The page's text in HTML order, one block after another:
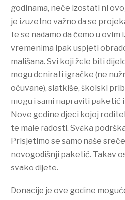
godinama, neće izostati ni
je izuzetno važno da se
te se nadamo da ćemo u ovim
vremenima ipak uspjeti
mališana. Svi koji žele biti
mogu donirati igračke (ne
očuvane), slatkiše, školski
mogu i sami napraviti paketić
Nove godine djeci kojoj
te male radosti. Svaka
Prisjetimo se samo naše
novogodišnji paketić. Takav
svako dijete.
Donacije je ove godine